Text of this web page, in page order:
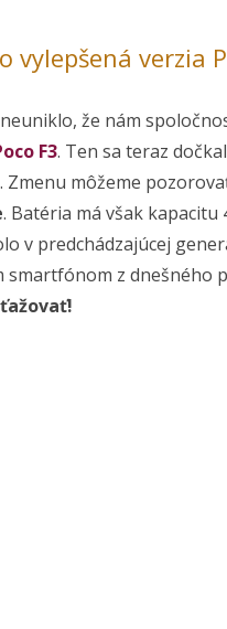
vylepšená verzia
že nám
F3. Ten sa teraz
môžeme
. Batéria má však
v predchádzajúcej
smartfónom z dnešného